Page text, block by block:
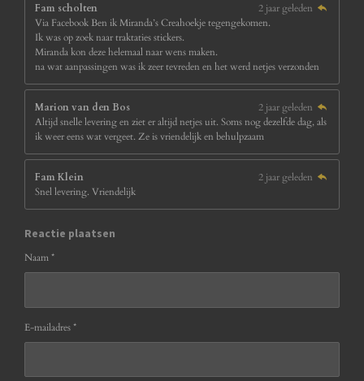
Fam scholten
2 jaar geleden
Via Facebook Ben ik Miranda’s Creahoekje tegengekomen.
Ik was op zoek naar traktaties stickers.
Miranda kon deze helemaal naar wens maken.
na wat aanpassingen was ik zeer tevreden en het werd netjes verzonden
Marion van den Bos
2 jaar geleden
Altijd snelle levering en ziet er altijd netjes uit. Soms nog dezelfde dag, als
ik weer eens wat vergeet. Ze is vriendelijk en behulpzaam
Fam Klein
2 jaar geleden
Snel levering. Vriendelijk
Reactie plaatsen
Naam *
E-mailadres *